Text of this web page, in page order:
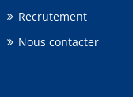
Recrutement
Nous contacter